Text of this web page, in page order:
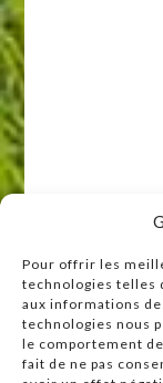
Pour offrir les
technologies telles
aux informations
technologies nous
le comportement
fait de ne pas
Raccourcis
Accueil